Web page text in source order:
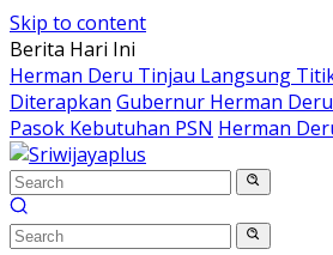
Skip to content
Berita Hari Ini
Herman Deru Tinjau Langsung
Diterapkan Gubernur Herman
Pasok Kebutuhan PSN Herman